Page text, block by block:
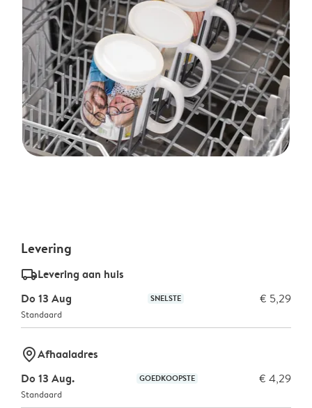
Levering
delivery_standard_v2Levering aan huis
Do 13 Aug
SNELSTE € 5,29
Standaard
marker-pinAfhaaladres
Do 13 Aug.
GOEDKOOPSTE € 4,29
Standaard